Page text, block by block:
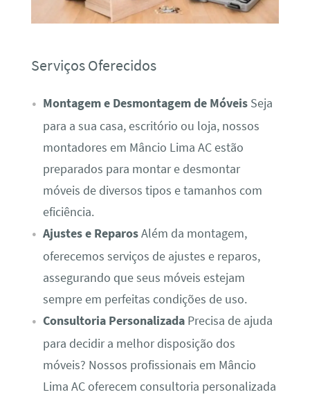
Serviços Oferecidos
Montagem e Desmontagem de MóveisSeja
para a sua casa, escritório ou loja, nossos
montadores em Mâncio Lima AC estão
preparados para montar e desmontar
móveis de diversos tipos e tamanhos com
eficiência.
Ajustes e ReparosAlém da montagem,
oferecemos serviços de ajustes e reparos,
assegurando que seus móveis estejam
sempre em perfeitas condições de uso.
Consultoria PersonalizadaPrecisa de ajuda
para decidir a melhor disposição dos
móveis? Nossos profissionais em Mâncio
Lima AC oferecem consultoria personalizada